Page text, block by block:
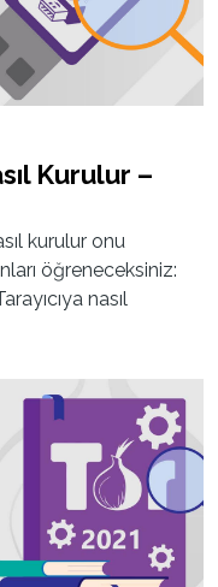
Kurulur –
kurulur onu
öğreneceksiniz:
nasıl